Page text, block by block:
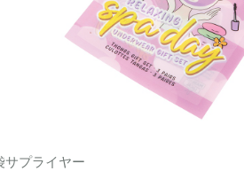
サプライヤー